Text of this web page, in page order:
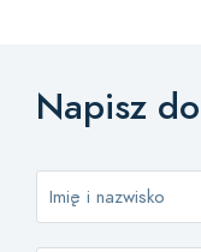
Napisz